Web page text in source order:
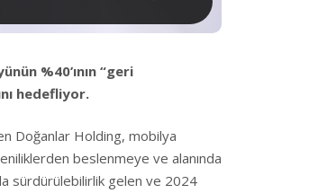
%40’ının “geri
hedefliyor.
Doğanlar Holding, mobilya
beslenmeye ve alanında
sürdürülebilirlik gelen ve 2024